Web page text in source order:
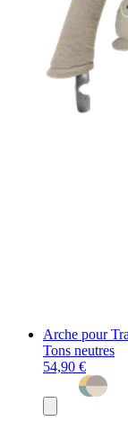
Arche pour
Tons neutres
54,90 €
au